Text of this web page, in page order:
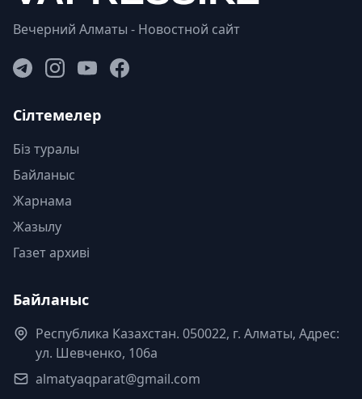
Вечерний Алматы - Новостной сайт
Сілтемелер
Біз туралы
Байланыс
Жарнама
Жазылу
Газет архиві
Байланыс
Республика Казахстан. 050022, г. Алматы, Адрес:
ул. Шевченко, 106а
almatyaqparat@gmail.com